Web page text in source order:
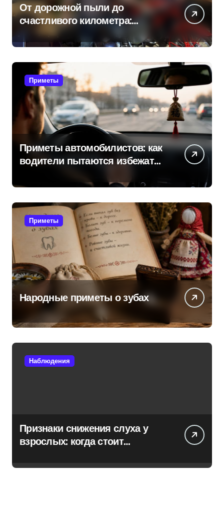
От дорожной пыли до
счастливого километра:
самые распространенные
приметы мотоциклистов
Приметы
Приметы автомобилистов: как
водители пытаются избежать
дороге
Приметы
Народные приметы о зубах
Наблюдения
Признаки снижения слуха у
взрослых: когда стоит